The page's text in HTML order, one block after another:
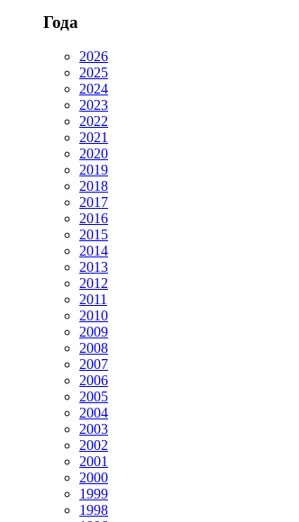
Года
2026
2025
2024
2023
2022
2021
2020
2019
2018
2017
2016
2015
2014
2013
2012
2011
2010
2009
2008
2007
2006
2005
2004
2003
2002
2001
2000
1999
1998